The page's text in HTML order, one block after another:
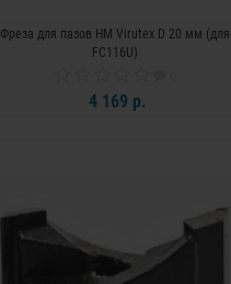
Фреза для пазов HM Virutex D 20 мм (для
FC116U)
4 169 р.